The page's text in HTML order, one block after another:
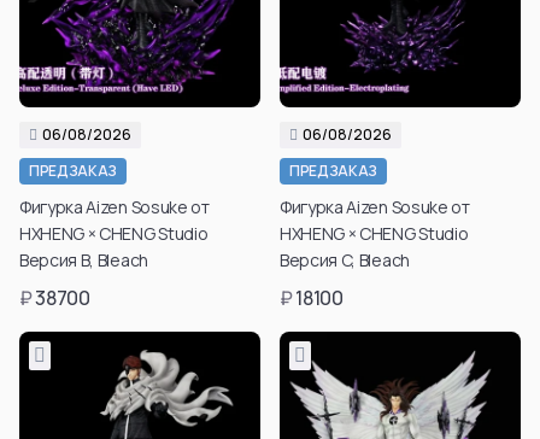
Aura
Himmel
Yubel
Fern / Фрирен
Friren
Marcille Donato
Смотреть все
Hyskoa / Хисока
Hisoka Morou
Alluka Zoldyck
Isaac Netero
Смотреть все
Смотреть все
06/08/2026
ПРЕДЗАКАЗ
Фигурка Aizen Sosuke от
HXHENG × CHENG Studio
Версия B, Bleach
₽38700
06/08/2026
ПРЕДЗАКАЗ
Фигурка Aizen Sosuke от
HXHENG × CHENG Studio
Версия C, Bleach
₽18100